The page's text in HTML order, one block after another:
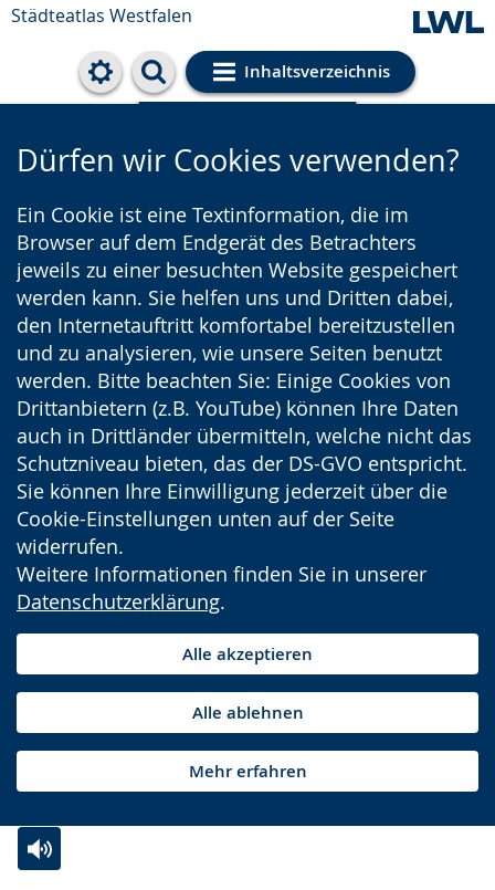
Städteatlas Westfalen
Inhaltsverzeichnis
Cookie-Einstellungen
Dürfen wir Cookies verwenden?
Ein Cookie ist eine Textinformation, die im
Browser auf dem Endgerät des Betrachters
jeweils zu einer besuchten Website gespeichert
werden kann. Sie helfen uns und Dritten dabei,
den Internetauftritt komfortabel bereitzustellen
und zu analysieren, wie unsere Seiten benutzt
werden. Bitte beachten Sie: Einige Cookies von
Drittanbietern (z.B. YouTube) können Ihre Daten
auch in Drittländer übermitteln, welche nicht das
Schutzniveau bieten, das der DS-GVO entspricht.
Sie können Ihre Einwilligung jederzeit über die
Cookie-Einstellungen unten auf der Seite
widerrufen.
Weitere Informationen finden Sie in unserer
Datenschutzerklärung.
Alle akzeptieren
Alle ablehnen
Mehr erfahren